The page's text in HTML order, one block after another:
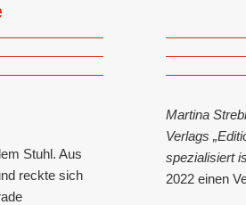
Stuhl. Aus
reckte sich
Martina
Verlags
spezialisiert
2022 einen